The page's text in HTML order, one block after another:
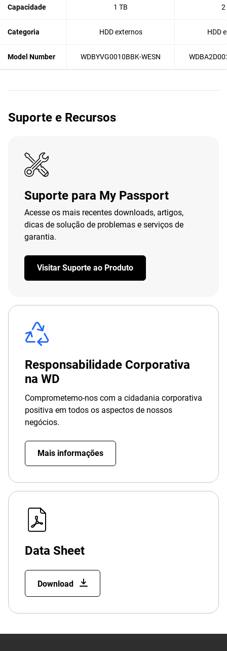
Capacidade 1 TB 2
Categoria HDD externos HDD
Model Number WDBYVG0010BBK-WESN
Suporte e Recursos
Suporte para My Passport
Acesse os mais recentes downloads, artigos,
dicas de solução de problemas e serviços de
garantia.
Visitar Suporte ao Produto
Responsabilidade Corporativa
na WD
Comprometemo-nos com a cidadania corporativa
positiva em todos os aspectos de nossos
negócios.
Mais informações
Data Sheet
Download